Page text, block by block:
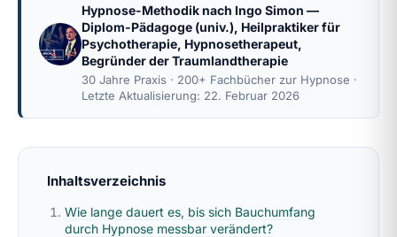
Hypnose-Methodik nach Ingo Simon —
Diplom-Pädagoge (univ.), Heilpraktiker für
Psychotherapie, Hypnosetherapeut,
Begründer der Traumlandtherapie
30 Jahre Praxis · 200+ Fachbücher zur Hypnose ·
Letzte Aktualisierung: 22. Februar 2026
Inhaltsverzeichnis
Wie lange dauert es, bis sich Bauchumfang
durch Hypnose messbar verändert?